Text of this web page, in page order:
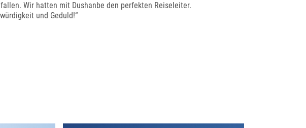
Wir hatten mit Dushanbe den perfekten Reiseleiter.
und Geduld!“